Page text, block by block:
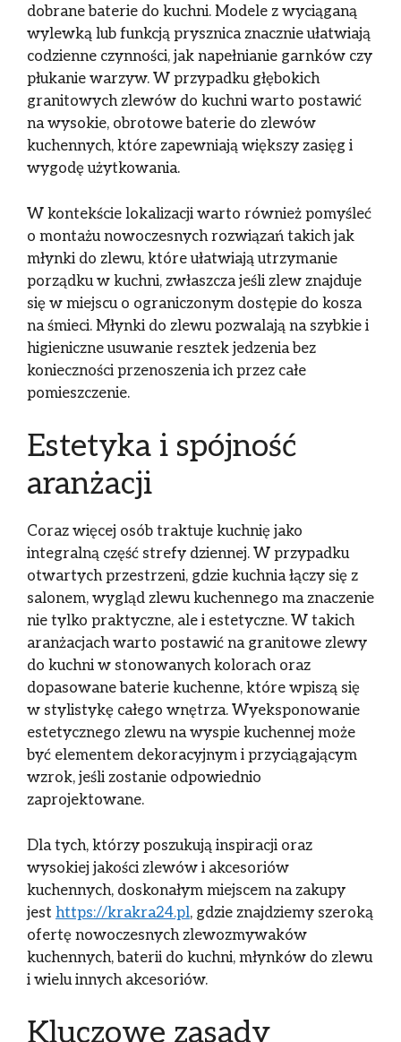
dobrane baterie do kuchni. Modele z wyciąganą
wylewką lub funkcją prysznica znacznie ułatwiają
codzienne czynności, jak napełnianie garnków czy
płukanie warzyw. W przypadku głębokich
granitowych zlewów do kuchni warto postawić
na wysokie, obrotowe baterie do zlewów
kuchennych, które zapewniają większy zasięg i
wygodę użytkowania.
W kontekście lokalizacji warto również pomyśleć
o montażu nowoczesnych rozwiązań takich jak
młynki do zlewu, które ułatwiają utrzymanie
porządku w kuchni, zwłaszcza jeśli zlew znajduje
się w miejscu o ograniczonym dostępie do kosza
na śmieci. Młynki do zlewu pozwalają na szybkie i
higieniczne usuwanie resztek jedzenia bez
konieczności przenoszenia ich przez całe
pomieszczenie.
Estetyka i spójność
aranżacji
Coraz więcej osób traktuje kuchnię jako
integralną część strefy dziennej. W przypadku
otwartych przestrzeni, gdzie kuchnia łączy się z
salonem, wygląd zlewu kuchennego ma znaczenie
nie tylko praktyczne, ale i estetyczne. W takich
aranżacjach warto postawić na granitowe zlewy
do kuchni w stonowanych kolorach oraz
dopasowane baterie kuchenne, które wpiszą się
w stylistykę całego wnętrza. Wyeksponowanie
estetycznego zlewu na wyspie kuchennej może
być elementem dekoracyjnym i przyciągającym
wzrok, jeśli zostanie odpowiednio
zaprojektowane.
Dla tych, którzy poszukują inspiracji oraz
wysokiej jakości zlewów i akcesoriów
kuchennych, doskonałym miejscem na zakupy
jest https://krakra24.pl, gdzie znajdziemy szeroką
ofertę nowoczesnych zlewozmywaków
kuchennych, baterii do kuchni, młynków do zlewu
i wielu innych akcesoriów.
Kluczowe zasady